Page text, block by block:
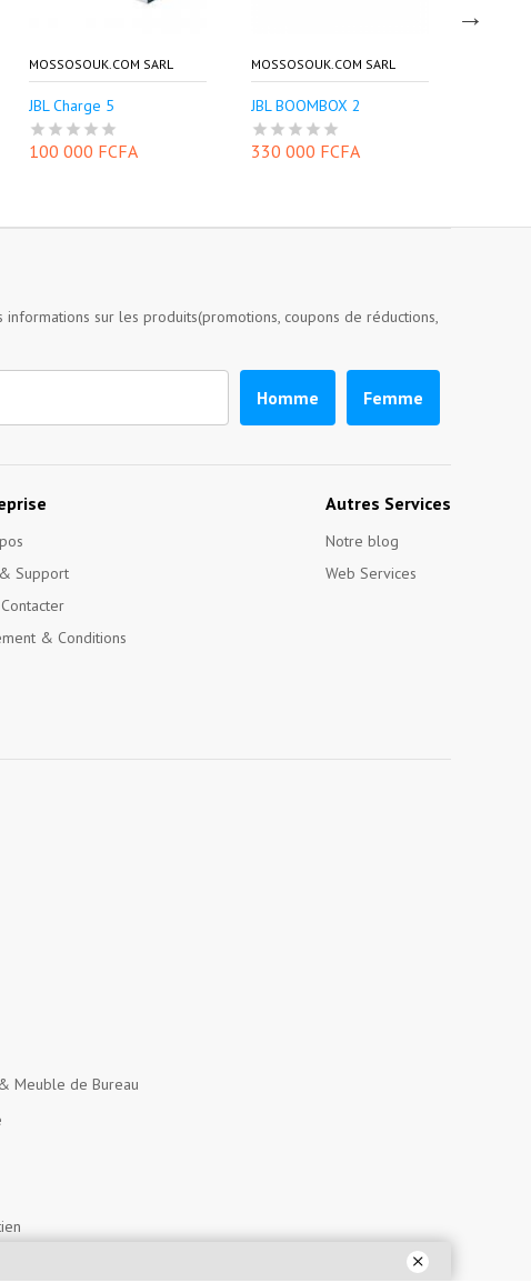
MOSSOSOUK.COM SARL
JBL Charge 5
100 000 FCFA
MOSSOSOUK.COM SARL
JBL BOOMBOX 2
330 000 FCFA
sur les produits(promotions, coupons de réductions,
Homme Femme
Support
& Conditions
Autres Services
Notre blog
Web Services
Meuble de Bureau